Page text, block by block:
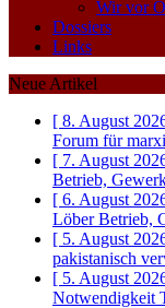
Wir vor
Dossiers
Links
Neue Artikel
[ 8. August
Forum für
[ 7. August
Betrieb,
[ 6. August
LöberBetrieb,
[ 5. August
pakistanisch
[ 5. August
Notwendigkeit